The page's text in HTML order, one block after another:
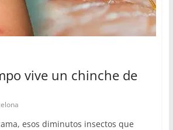
vive un chinche de
esos diminutos insectos que